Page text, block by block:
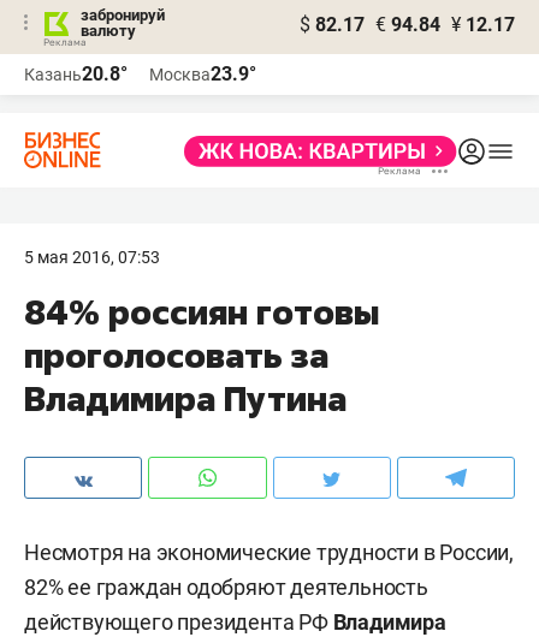
забронируй
валюту
$ 82.17 € 94.84 ¥ 12.17
Казань20.8° Москва23.9°
5 мая 2016, 07:53
84% россиян готовы
проголосовать за
Владимира Путина
Несмотря на экономические трудности в России,
82% ее граждан одобряют деятельность
действующего президента РФ Владимира